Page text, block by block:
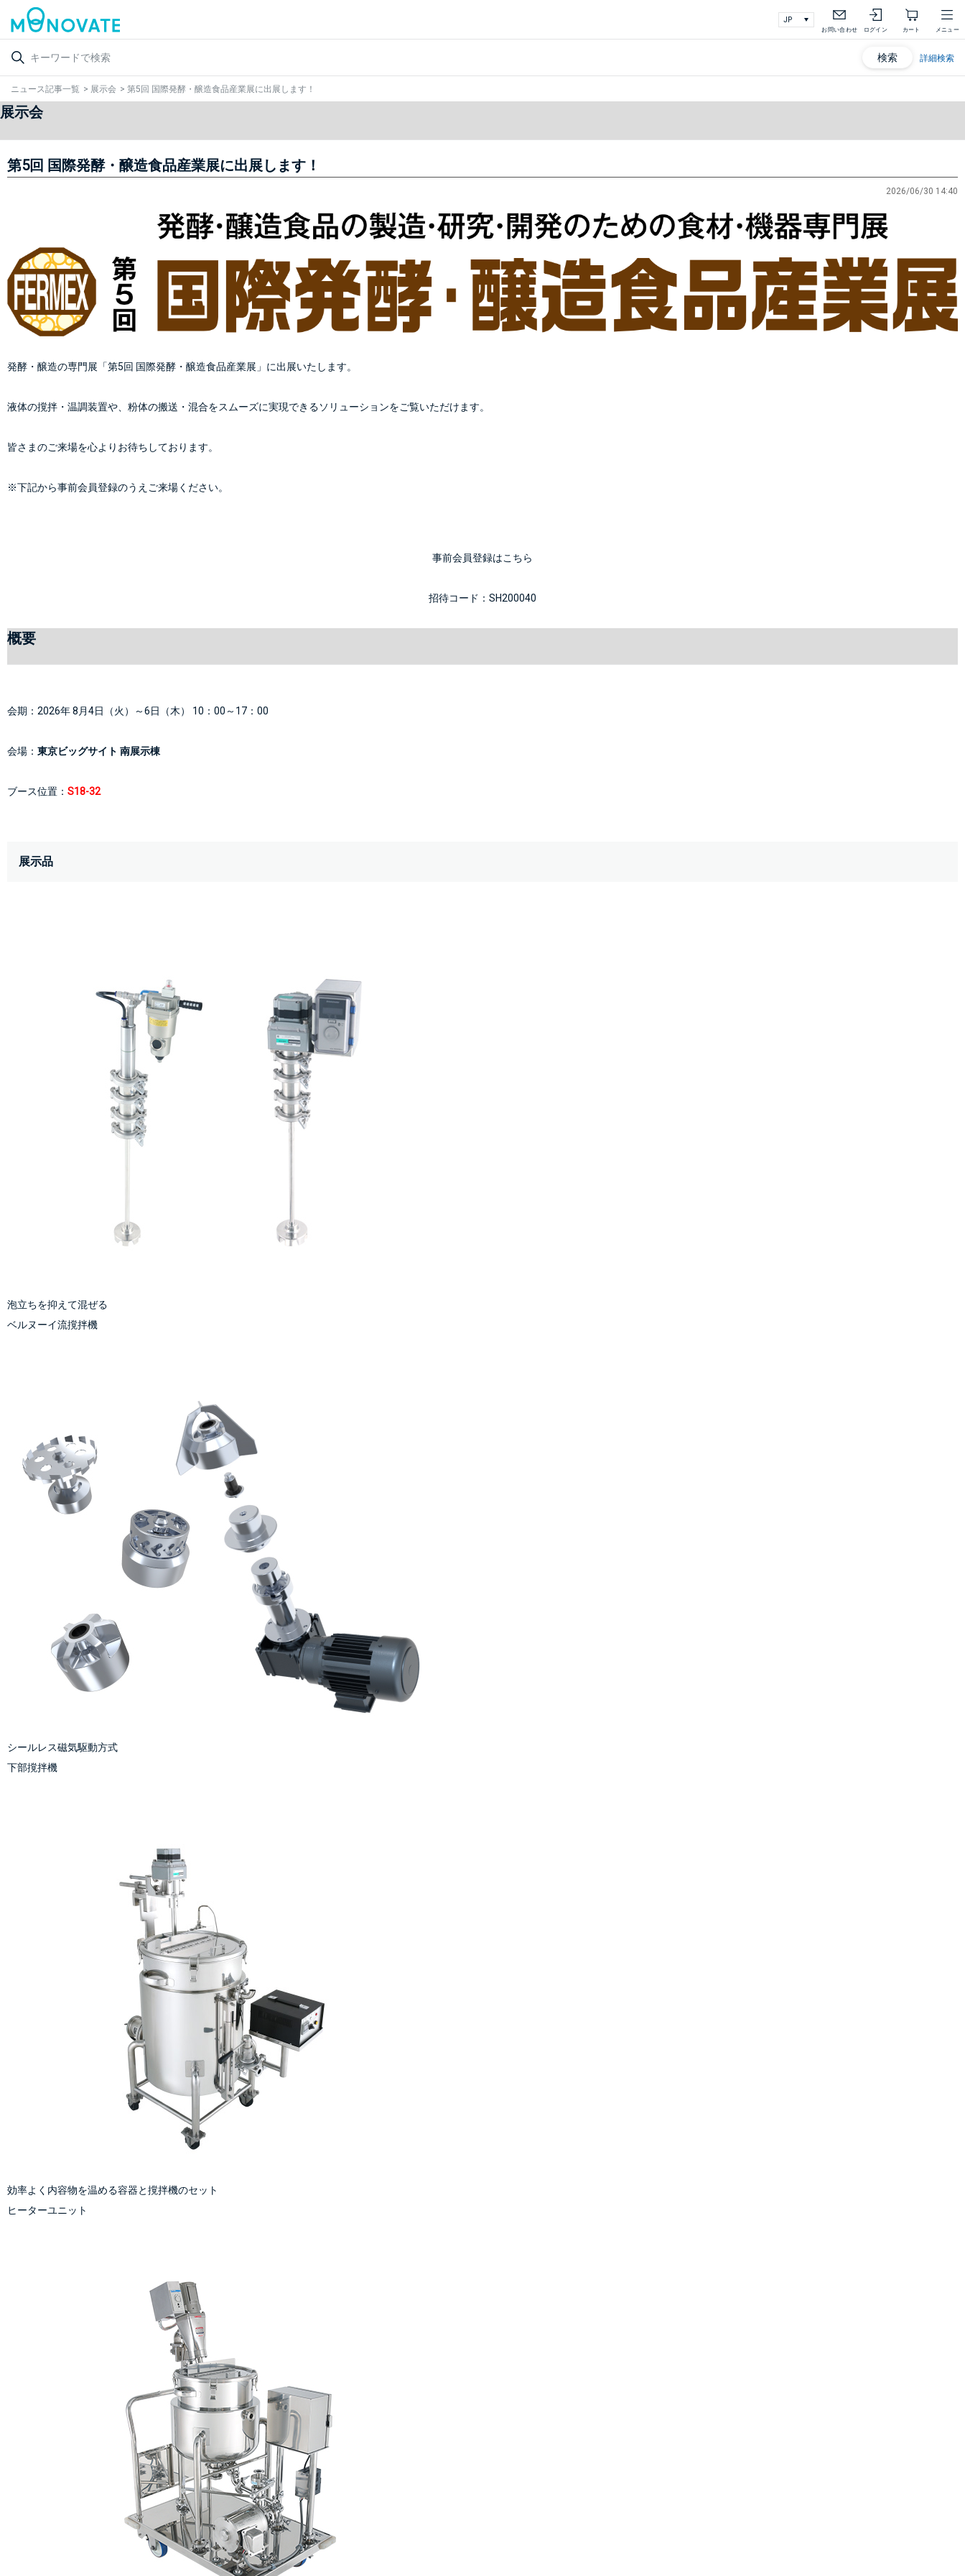
お問い合わせ ログイン カート メニュー
検索 詳細検索
ニュース記事一覧 > 展示会 > 第5回 国際発酵・醸造食品産業展に出展します！
展示会
第5回 国際発酵・醸造食品産業展に出展します！
2026/06/30 14:40
発酵・醸造の専門展「第5回 国際発酵・醸造食品産業展」に出展いたします。
液体の撹拌・温調装置や、粉体の搬送・混合をスムーズに実現できるソリューションをご覧いただけます。
皆さまのご来場を心よりお待ちしております。
※下記から事前会員登録のうえご来場ください。
事前会員登録はこちら
招待コード：SH200040
概要
会期：2026年 8月4日（火）～6日（木） 10：00～17：00
会場： 東京ビッグサイト 南展示棟
ブース位置： S18-32
展示品
泡立ちを抑えて混ぜる
ベルヌーイ流撹拌機
シールレス磁気駆動方式
下部撹拌機
効率よく内容物を温める容器と撹拌機のセット
ヒーターユニット